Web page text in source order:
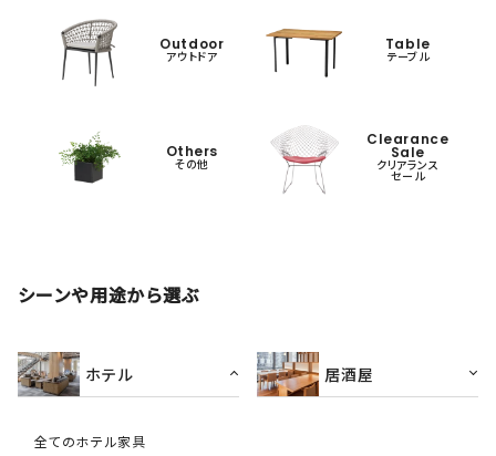
Outdoor
アウトドア
Table
テーブル
Others
その他
Clearance
Sale
クリアランス
セール
シーンや用途から選ぶ
ホテル
全てのホテル家具
居酒屋